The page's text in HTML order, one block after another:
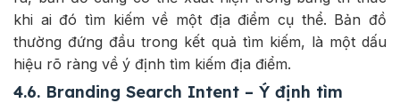
khi ai đó tìm kiếm về một địa điểm cụ thể. Bản đồ
thường đứng đầu trong kết quả tìm kiếm, là một dấu
hiệu rõ ràng về ý định tìm kiếm địa điểm.
4.6. Branding Search Intent – Ý định tìm